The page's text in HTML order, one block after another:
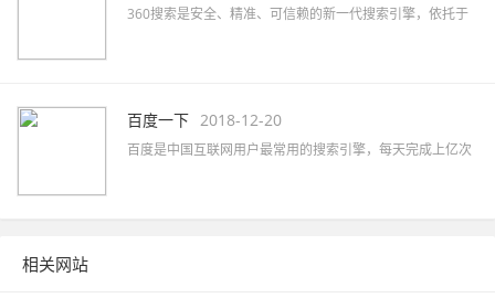
360搜索是安全、精准、可信赖的新一代搜索引擎，依托于
百度一下 2018-12-20
百度是中国互联网用户最常用的搜索引擎，每天完成上亿次
相关网站